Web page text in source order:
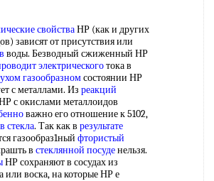
свойстваНР (как и других
зависят от присутствия или
воды. Безводный сжиженный НР
электрическоготока в
газообразномсостоянии НР
с металлами. Из реакций
с окислами металлоидов
важно его отношение к 5102,
стекла. Так как в результате
газообраз1ный фтористый
в стеклянной посуденельзя.
НР сохраняют в сосудах из
или воска, на которые НР е